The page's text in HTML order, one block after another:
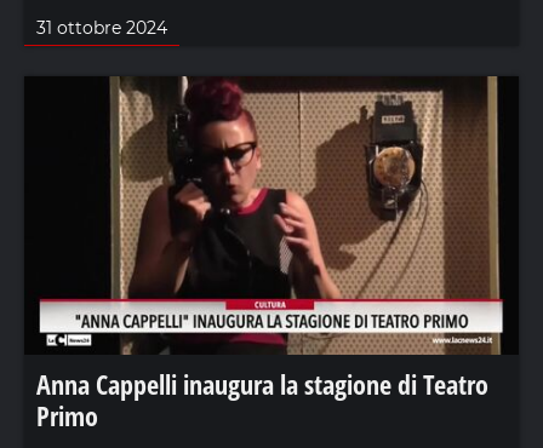
31 ottobre 2024
Anna Cappelli inaugura la stagione di Teatro
Primo